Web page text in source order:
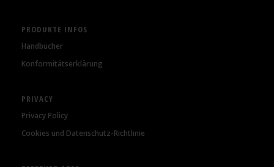
PRODUKTE INFOS
Handbücher
Konformitätserklärung
PRIVACY
Privacy Policy
Cookies und Datenschutz-Richtlinie